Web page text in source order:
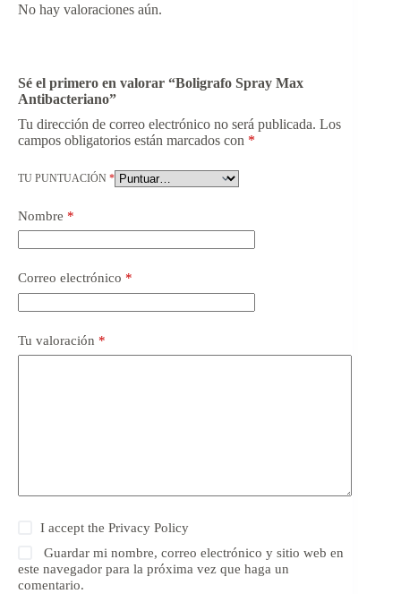
No hay valoraciones aún.
Sé el primero en valorar “Boligrafo Spray Max
Antibacteriano”
Tu dirección de correo electrónico no será publicada. Los
campos obligatorios están marcados con *
TU PUNTUACIÓN *
Nombre *
Correo electrónico *
Tu valoración *
I accept thePrivacy Policy
Guardar mi nombre, correo electrónico y sitio web en
este navegador para la próxima vez que haga un
comentario.